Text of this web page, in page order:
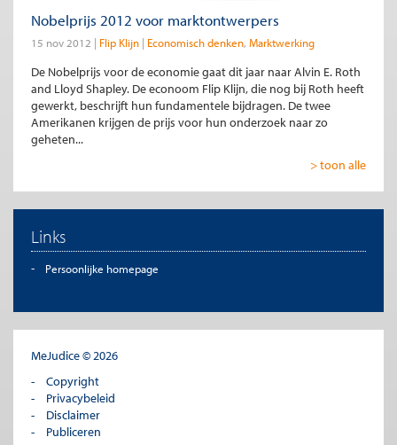
Nobelprijs 2012 voor marktontwerpers
15 nov 2012 Flip Klijn Economisch denken Marktwerking
De Nobelprijs voor de economie gaat dit jaar naar Alvin E. Roth
and Lloyd Shapley. De econoom Flip Klijn, die nog bij Roth heeft
gewerkt, beschrijft hun fundamentele bijdragen. De twee
Amerikanen krijgen de prijs voor hun onderzoek naar zo
geheten...
> toon alle
Links
Persoonlijke homepage
MeJudice © 2026
Copyright
Privacybeleid
Disclaimer
Publiceren